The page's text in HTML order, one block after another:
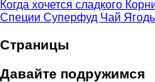
Когда хочется сладкого
Специи Суперфуд Чай
Страницы
Давайте подружимся